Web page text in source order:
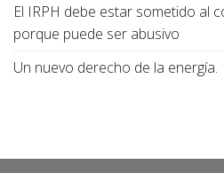
El IRPH debe estar sometido al
porque puede ser abusivo
Un nuevo derecho de la energía.